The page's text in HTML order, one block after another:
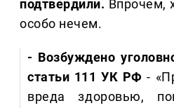
подтвердили. Впрочем,
особо нечем.
- Возбуждено
статьи 111 УК РФ -
вреда здоровью,